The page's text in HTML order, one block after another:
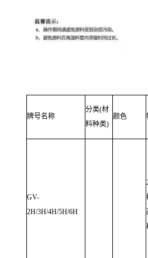
牌号名称
分类(材
料种类)
颜色
GV-
2H/3H/4H/5H/6H